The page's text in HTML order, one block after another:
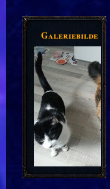
Galeriebilder